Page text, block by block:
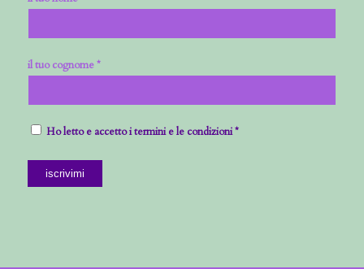
il tuo cognome *
Ho letto e accetto i termini e le condizioni *